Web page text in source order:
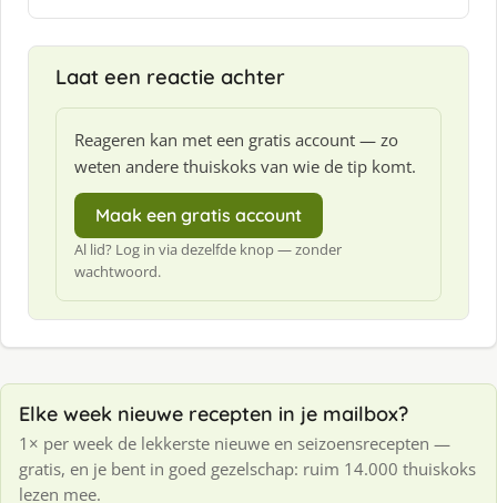
Laat een reactie achter
Reageren kan met een gratis account — zo
weten andere thuiskoks van wie de tip komt.
Maak een gratis account
Al lid? Log in via dezelfde knop — zonder
wachtwoord.
Elke week nieuwe recepten in je mailbox?
1× per week de lekkerste nieuwe en seizoensrecepten —
gratis, en je bent in goed gezelschap: ruim 14.000 thuiskoks
lezen mee.